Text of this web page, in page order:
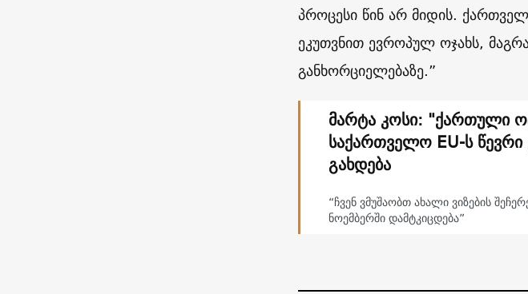
პროცესი წინ არ მიდის.
ეკუთვნით ევროპულ ოჯახს,
განხორციელებაზე.”
მარტა კოსი: "ქართული
საქართველო EU-ს
გახდება
“ჩვენ ვმუშაობთ ახალი ვიზების
ნოემბერში დამტკიცდება”